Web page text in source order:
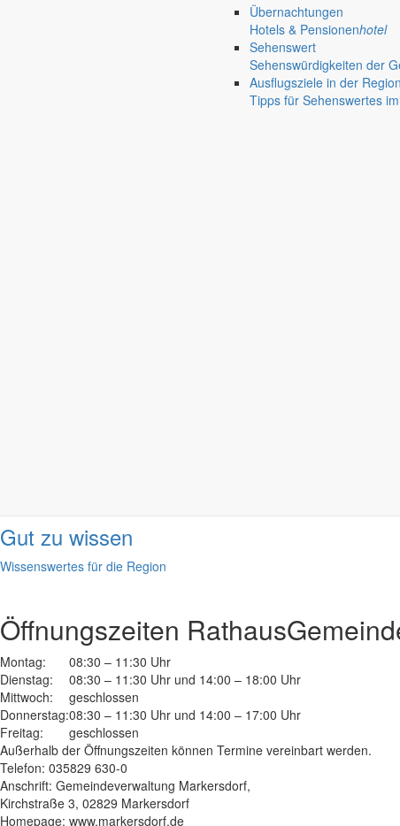
Übernachtungen
Hotels & Pensionenhotel
Sehenswert
Sehenswürdigkeiten der
Ausflugsziele in der Region
Tipps für Sehenswertes
Jauernick-Buschbach
Früher musste man wegen jeder Angelegenheit “uff de Gemeende”,
Gut zu wissen
Wissenswertes für die Region
Öffnungszeiten Rathaus
Montag:
08:30 – 11:30 Uhr
Dienstag:
08:30 – 11:30 Uhr und 14:00 – 18:00 Uhr
Mittwoch:
geschlossen
Donnerstag:08:30 – 11:30 Uhr und 14:00 – 17:00 Uhr
Freitag:
geschlossen
Außerhalb der Öffnungszeiten können Termine vereinbart werden.
Telefon: 035829 630-0
Anschrift: Gemeindeverwaltung Markersdorf,
Kirchstraße 3, 02829 Markersdorf
Homepage: www.markersdorf.de